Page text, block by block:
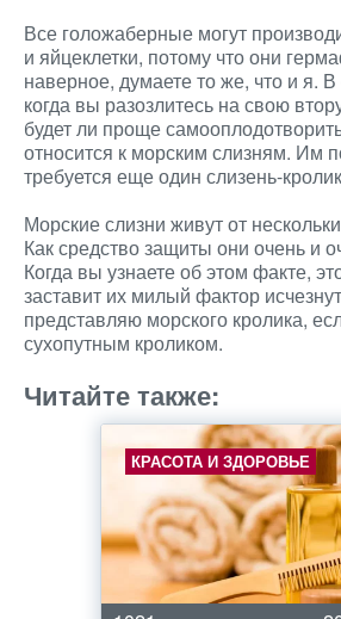
Все голожаберные могут
и яйцеклетки, потому что они
наверное, думаете то же, что и я.
когда вы разозлитесь на свою
будет ли проще
относится к морским слизням. Им
требуется еще один слизень-
Морские слизни живут от
Как средство защиты они очень и
Когда вы узнаете об этом факте,
заставит их милый фактор
представляю морского кролика,
сухопутным кроликом.
Читайте также:
КРАСОТА И ЗДОРОВЬЕ